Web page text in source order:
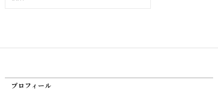
プロフィール